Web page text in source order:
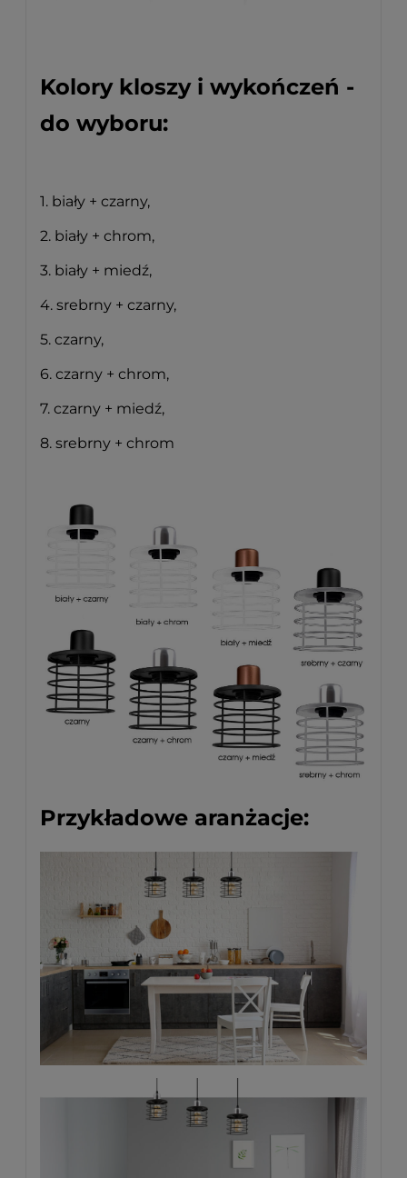
Kolory kloszy i wykończeń -
do wyboru:
1. biały + czarny,
2. biały + chrom,
3. biały + miedź,
4. srebrny + czarny,
5. czarny,
6. czarny + chrom,
7. czarny + miedź,
8. srebrny + chrom
Przykładowe aranżacje: